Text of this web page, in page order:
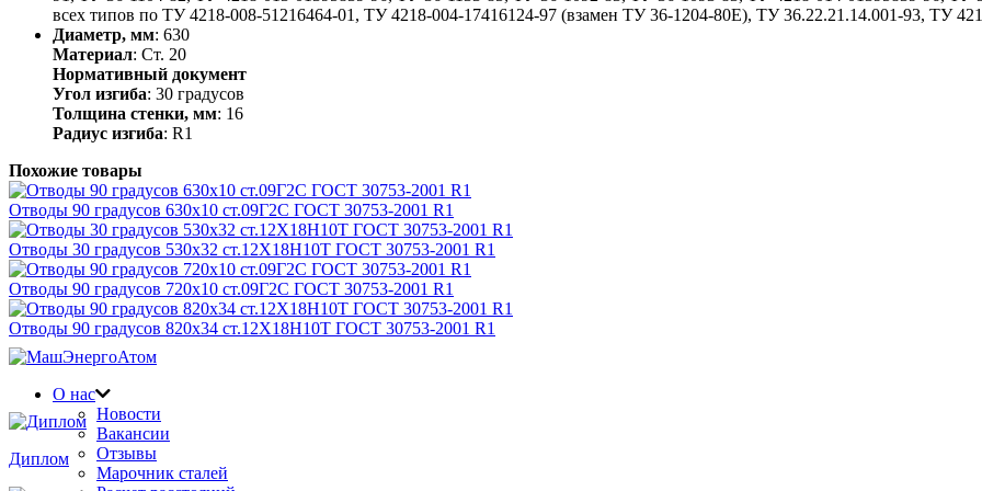
всех типов по ТУ 4218-008-51216464-01, ТУ 4218-004-17416124-97 (взамен ТУ 36-1204-80Е), ТУ 36.22.21.14.001-93, ТУ
Диаметр, мм: 630
Материал: Ст. 20
Нормативный документ
Угол изгиба: 30 градусов
Толщина стенки, мм: 16
Радиус изгиба: R1
Похожие товары
Отводы 90 градусов 630х10 ст.09Г2С ГОСТ 30753-2001 R1
Отводы 30 градусов 530х32 ст.12Х18Н10Т ГОСТ 30753-2001 R1
Отводы 90 градусов 720х10 ст.09Г2С ГОСТ 30753-2001 R1
Отводы 90 градусов 820х34 ст.12Х18Н10Т ГОСТ 30753-2001 R1
Награды и дипломы
Диплом
О нас
Новости
Вакансии
Отзывы
Марочник сталей